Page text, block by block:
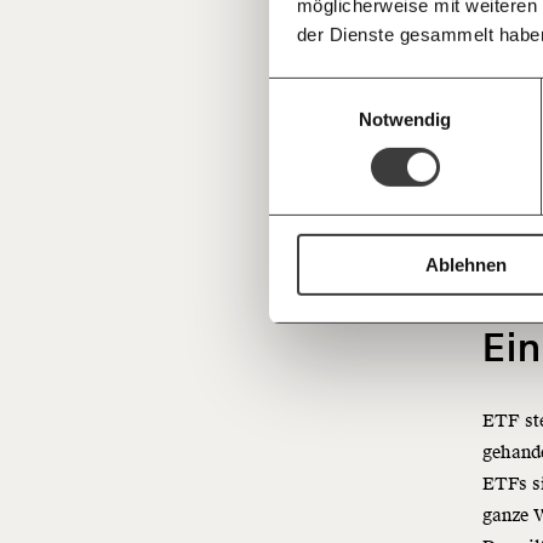
möglicherweise mit
der Dienste gesammelt
Notwendig
Ablehnen
Deine Spende absetzen:Fragen und
Sie
Jahre
Ja,
als
breit zu
ETF
ETFs
ganze